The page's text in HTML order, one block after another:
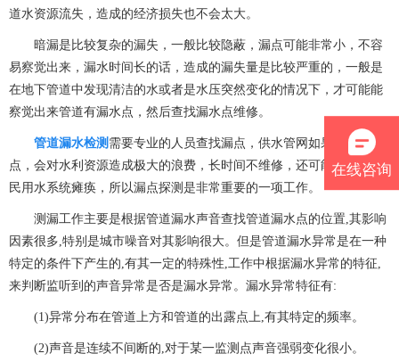
道水资源流失，造成的经济损失也不会太大。
暗漏是比较复杂的漏失，一般比较隐蔽，漏点可能非常小，不容
易察觉出来，漏水时间长的话，造成的漏失量是比较严重的，一般是
在地下管道中发现清洁的水或者是水压突然变化的情况下，才可能能
察觉出来管道有漏水点，然后查找漏水点维修。
管道漏水检测 需要专业的人员查找漏点，供水管网如果出现漏水
点，会对水利资源造成极大的浪费，长时间不维修，还可能会导致居
民用水系统瘫痪，所以漏点探测是非常重要的一项工作。
测漏工作主要是根据管道漏水声音查找管道漏水点的位置,其影响
因素很多,特别是城市噪音对其影响很大。但是管道漏水异常是在一种
特定的条件下产生的,有其一定的特殊性,工作中根据漏水异常的特征,
来判断监听到的声音异常是否是漏水异常。漏水异常特征有:
(1)异常分布在管道上方和管道的出露点上,有其特定的频率。
(2)声音是连续不间断的,对于某一监测点声音强弱变化很小。
在线咨询